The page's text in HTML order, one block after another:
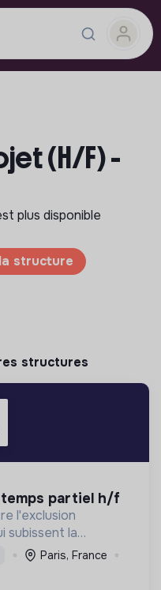
(H/F) -
plus disponible
structure
structures
temps partiel h/f
l'exclusion
subissent la
des services du
Paris, France